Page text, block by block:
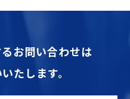
お問い合わせは
たします。